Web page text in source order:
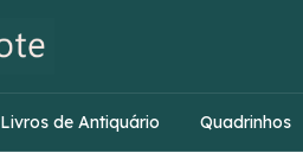
Livros de Antiquário Quadrinhos